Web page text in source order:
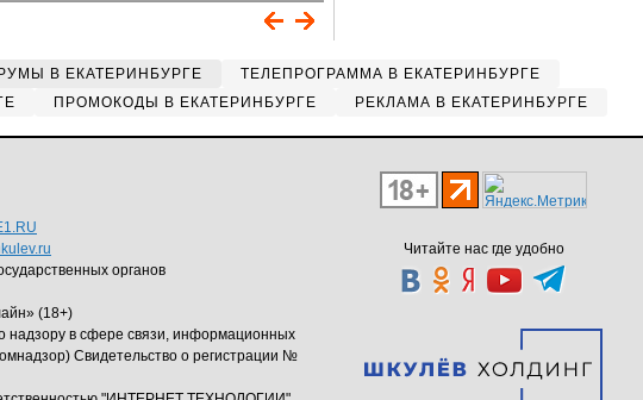
В ЕКАТЕРИНБУРГЕ
ТЕЛЕПРОГРАММА В ЕКАТЕРИНБУРГЕ
ПРОМОКОДЫ В ЕКАТЕРИНБУРГЕ РЕКЛАМА В ЕКАТЕРИНБУРГЕ
Читайте нас где удобно
органов
(18+)
надзору в сфере связи, информационных
Свидетельство о регистрации №